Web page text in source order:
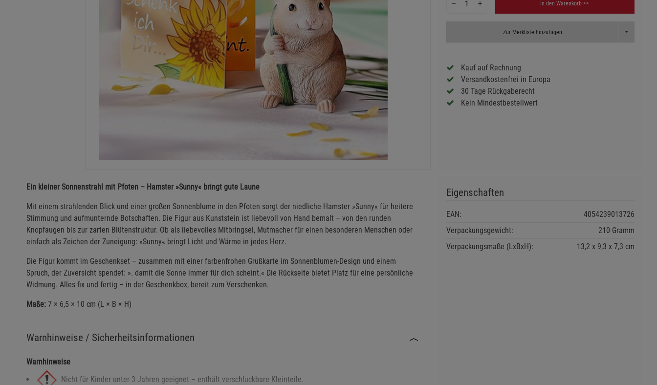
In den Warenkorb >>
Zur Merkliste hinzufügen Toggle
Kauf auf Rechnung
Versandkostenfrei in Europa
30 Tage Rückgaberecht
Kein Mindestbestellwert
Ein kleiner Sonnenstrahl mit Pfoten – Hamster »Sunny« bringt gute Laune
Mit einem strahlenden Blick und einer großen Sonnenblume in den Pfoten sorgt der niedliche Hamster »Sunny« für heitere
Stimmung und aufmunternde Botschaften. Die Figur aus Kunststein ist liebevoll von Hand bemalt – von den runden
Knopfaugen bis zur zarten Blütenstruktur. Ob als liebevolles Mitbringsel, Mutmacher für einen besonderen Menschen oder
einfach als Zeichen der Zuneigung: »Sunny« bringt Licht und Wärme in jedes Herz.
Die Figur kommt im Geschenkset – zusammen mit einer farbenfrohen Grußkarte im Sonnenblumen-Design und einem
Spruch, der Zuversicht spendet: ». damit die Sonne immer für dich scheint.« Die Rückseite bietet Platz für eine persönliche
Widmung. Alles fix und fertig – in der Geschenkbox, bereit zum Verschenken.
Maße: 7 × 6,5 × 10 cm (L × B × H)
Warnhinweise / Sicherheitsinformationen
Warnhinweise
Nicht für Kinder unter 3 Jahren geeignet – enthält verschluckbare Kleinteile.
Eigenschaften
EAN:
4054239013726
Verpackungsgewicht:
210 Gramm
Verpackungsmaße (LxBxH):
13,2 9,3 7,3 cm